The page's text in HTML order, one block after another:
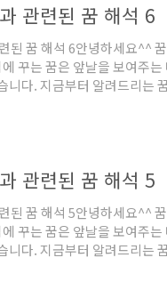
관련된 꿈 해석 6
된 꿈 해석 6안녕하세요^^
꾸는 꿈은 앞날을 보여주
니다. 지금부터 알려드리는
암시하는 꿈입니다. 얼굴을
꾸준히 노력한 대가로 많은
관련된 꿈 해석 5
된 꿈 해석 5안녕하세요^^
꾸는 꿈은 앞날을 보여주
니다. 지금부터 알려드리는
명예를 훼손시키고 망신을